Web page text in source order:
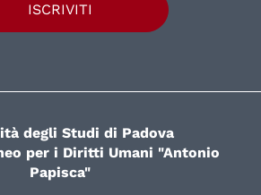
ISCRIVITI
degli Studi di Padova
per i Diritti Umani "Antonio
Papisca"